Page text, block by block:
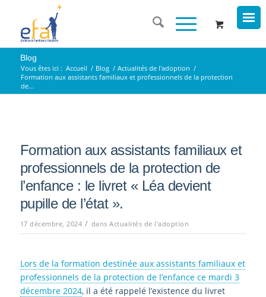
Blog
Vous êtes ici : Accueil / Blog / Actualités de l'adoption /
Formation aux assistants familiaux et professionnels de la protection
de...
Formation aux assistants familiaux et
professionnels de la protection de
l’enfance : le livret « Léa devient
pupille de l’état ».
17 décembre, 2024 / dansActualités de l'adoption
Lors de la formation destinée aux assistants familiaux et
professionnels de la protection de l’enfance ce mardi 3
décembre 2024, il a été rappelé l’existence du livret